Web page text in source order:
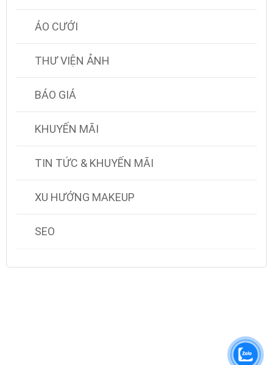
ÁO CƯỚI
THƯ VIỆN ẢNH
BÁO GIÁ
KHUYẾN MÃI
TIN TỨC & KHUYẾN MÃI
XU HƯỚNG MAKEUP
SEO